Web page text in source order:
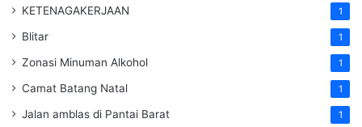
KETENAGAKERJAAN 1
Blitar 1
Zonasi Minuman Alkohol 1
Camat Batang Natal 1
Jalan amblas di Pantai Barat 1